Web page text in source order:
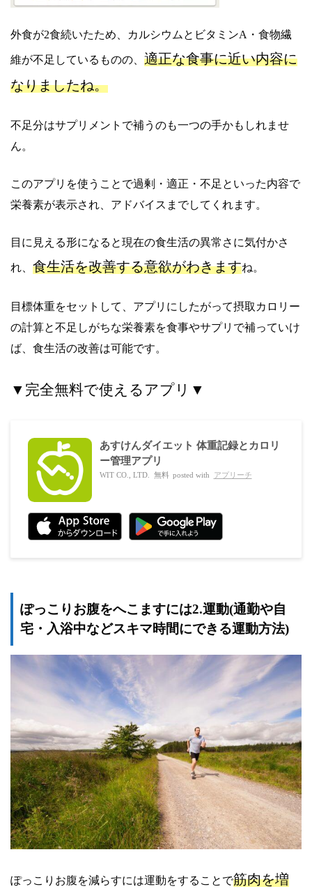
外食が2食続いたため、カルシウムとビタミンA・食物繊
維が不足しているものの、 適正な食事に近い内容に
なりましたね。
不足分はサプリメントで補うのも一つの手かもしれませ
ん。
このアプリを使うことで過剰・適正・不足といった内容で
栄養素が表示され、アドバイスまでしてくれます。
目に見える形になると現在の食生活の異常さに気付かさ
れ、 食生活を改善する意欲がわきますね。
目標体重をセットして、アプリにしたがって摂取カロリー
の計算と不足しがちな栄養素を食事やサプリで補っていけ
ば、食生活の改善は可能です。
▼完全無料で使えるアプリ▼
あすけんダイエット 体重記録とカロリ
ー管理アプリ
WIT CO., LTD. 無料 posted with アプリーチ
ぽっこりお腹をへこますには2.運動(通勤や自
宅・入浴中などスキマ時間にできる運動方法)
ぽっこりお腹を減らすには運動をすることで筋肉を増